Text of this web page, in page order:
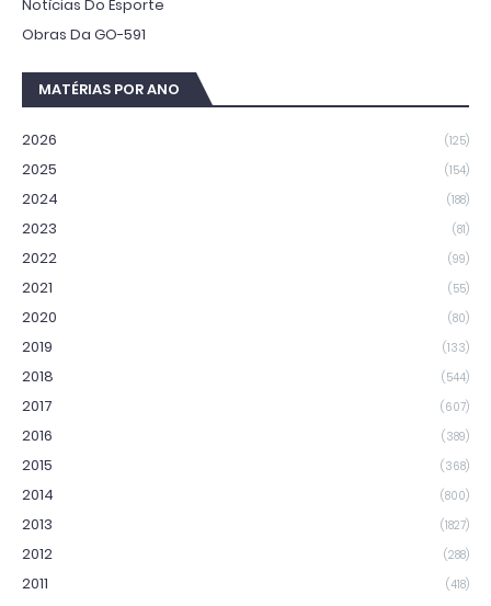
Notícias Do Esporte
Obras Da GO-591
MATÉRIAS POR ANO
2026 (125)
2025 (154)
2024 (188)
2023 (81)
2022 (99)
2021 (55)
2020 (80)
2019 (133)
2018 (544)
2017 (607)
2016 (389)
2015 (368)
2014 (800)
2013 (1827)
2012 (288)
2011 (418)